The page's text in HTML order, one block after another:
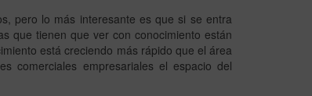
pero lo más interesante es que si se entra
que tienen que ver con conocimiento están
está creciendo más rápido que el área
comerciales empresariales el espacio del